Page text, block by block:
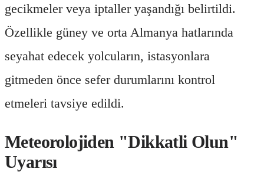
gecikmeler veya iptaller yaşandığı belirtildi.
Özellikle güney ve orta Almanya hatlarında
seyahat edecek yolcuların, istasyonlara
gitmeden önce sefer durumlarını kontrol
etmeleri tavsiye edildi.
Meteorolojiden "Dikkatli Olun"
Uyarısı